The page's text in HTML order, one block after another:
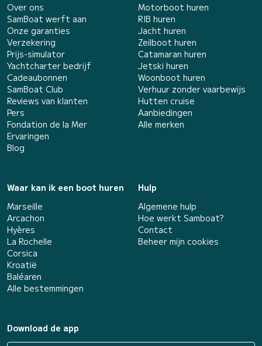
Over ons
SamBoat werft aan
Onze garanties
Verzekering
Prijs-simulator
Yachtcharter bedrijf
Cadeaubonnen
SamBoat Club
Reviews van klanten
Pers
Fondation de la Mer
Ervaringen
Blog
Motorboot huren
RIB huren
Jacht huren
Zeilboot huren
Catamaran huren
Jetski huren
Woonboot huren
Verhuur zonder vaarbewijs
Hutten cruise
Aanbiedingen
Alle merken
Waar kan ik een boot huren
Marseille
Arcachon
Hyères
La Rochelle
Corsica
Kroatië
Baléaren
Alle bestemmingen
Hulp
Algemene hulp
Hoe werkt Samboat?
Contact
Beheer mijn cookies
Download de app